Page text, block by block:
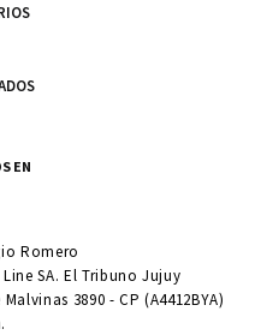
EN
Romero
SA. El Tribuno Jujuy
3890 - CP (A4412BYA)